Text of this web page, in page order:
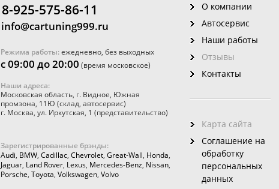
8-925-575-86-11
info@cartuning999.ru
Режима работы:ежедневно, без выходных
с 09:00 до 20:00 (время московское)
Наши адреса:
Московская область, г. Видное, Южная
промзона, 11Ю (склад, автосервис)
г. Москва, ул. Иркутская, 1 (представительство)
Зарегистрированные брэнды:
Audi, BMW, Cadillac, Chevrolet, Great-Wall, Honda,
Jaguar, Land Rover, Lexus, Mercedes-Benz, Nissan,
Porsche, Toyota, Volkswagen, Volvo
О компании
Автосервис
Наши работы
Отзывы
Контакты
Карта сайта
Соглашение на
обработку
персональных
данных